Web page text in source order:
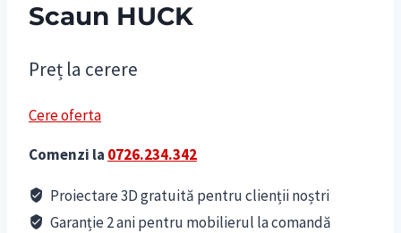
Scaun HUCK
Preț la cerere
Cere oferta
Comenzi la 0726.234.342
Proiectare 3D gratuită pentru clienții noștri
Garanție 2 ani pentru mobilierul la comandă